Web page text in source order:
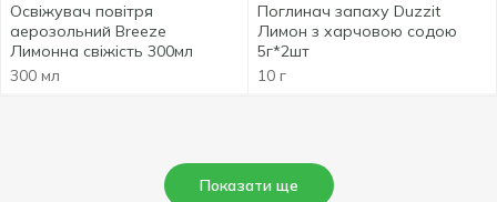
Освіжувач повітря
аерозольний Breeze
Лимонна свіжість 300мл
300 мл
Поглинач запаху Duzzit
Лимон з харчовою содою
5г*2шт
10 г
Показати ще